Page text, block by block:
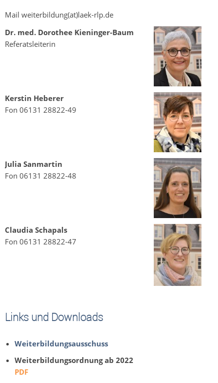
Mail weiterbildung(at)laek-rlp.de
Dr. med. Dorothee Kieninger-Baum
Referatsleiterin
Kerstin Heberer
Fon 06131 28822-49
Julia Sanmartin
Fon 06131 28822-48
Claudia Schapals
Fon 06131 28822-47
Links und Downloads
Weiterbildungsausschuss
Weiterbildungsordnung ab 2022
PDF